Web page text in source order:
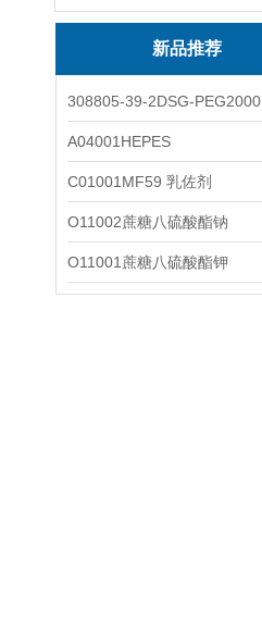
新品推荐
308805-39-2DSG-PEG2000
A04001HEPES
C01001MF59 乳佐剂
O11002蔗糖八硫酸酯钠
O11001蔗糖八硫酸酯钾